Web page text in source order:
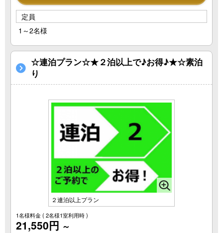
定員
1～2名様
☆連泊プラン☆★２泊以上で♪お得♪★☆素泊
り
２連泊以上プラン
1名様料金( 2名様1室利用時 )
21,550円 ～